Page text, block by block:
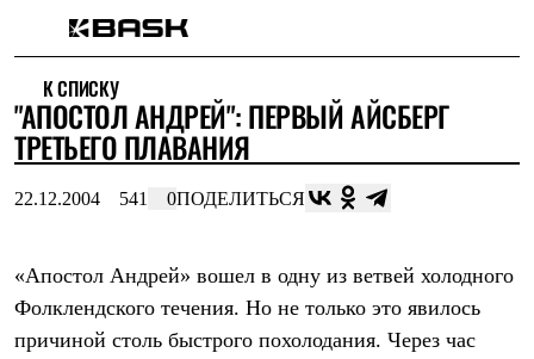
Интернет-магазин
Мужская одежда
Утепленная пухом
Куртки
Жилеты
Куртки
Штормовая одежда
Куртки
К СПИСКУ
"АПОСТОЛ АНДРЕЙ": ПЕРВЫЙ АЙСБЕРГ
ТРЕТЬЕГО ПЛАВАНИЯ
22.12.2004 541 0ПОДЕЛИТЬСЯ
«Апостол Андрей» вошел в одну из ветвей холодного
Фолклендского течения. Но не только это явилось
причиной столь быстрого похолодания. Через час